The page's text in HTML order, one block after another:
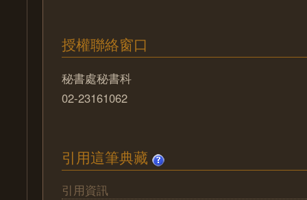
授權聯絡窗口
秘書處秘書科
02-23161062
引用這筆典藏
引用資訊